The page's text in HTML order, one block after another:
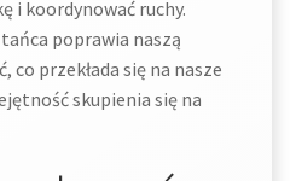
i koordynować ruchy.
poprawia naszą
co przekłada się na nasze
skupienia się na